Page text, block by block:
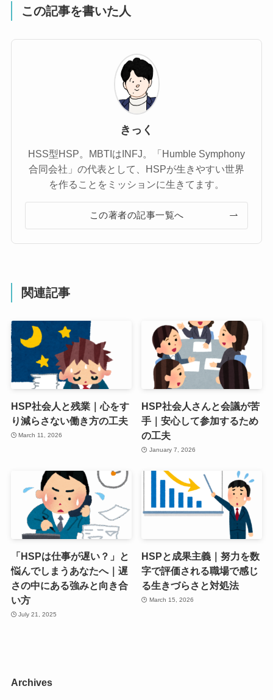
この記事を書いた人
きっく
HSS型HSP。MBTIはINFJ。「Humble Symphony
合同会社」の代表として、HSPが生きやすい世界
を作ることをミッションに生きてます。
この著者の記事一覧へ
関連記事
HSP社会人と残業｜心をす
り減らさない働き方の工夫
March 11, 2026
HSP社会人さんと会議が苦
手｜安心して参加するため
の工夫
January 7, 2026
「HSPは仕事が遅い？」と
悩んでしまうあなたへ｜遅
さの中にある強みと向き合
い方
July 21, 2025
HSPと成果主義｜努力を数
字で評価される職場で感じ
る生きづらさと対処法
March 15, 2026
Archives